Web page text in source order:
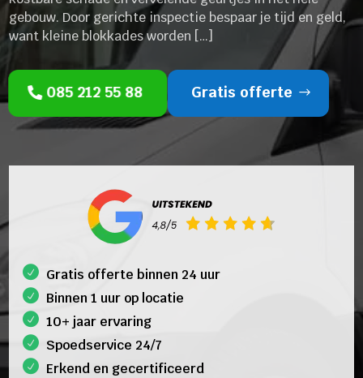
gebouw. Door gerichte inspectie bespaar je tijd en geld,
want kleine blokkades worden […]
085 212 55 88 Gratis offerte
Gratis offerte binnen 24 uur
Binnen 1 uur op locatie
10+ jaar ervaring
Spoedservice 24/7
Erkend en gecertificeerd